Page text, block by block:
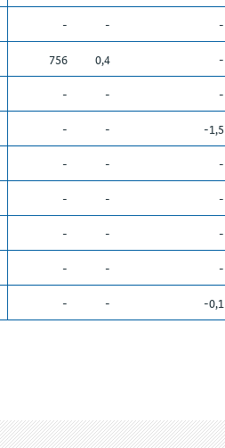
- - -
756 0,4 -
- - -
- - -1,5
- - -
- - -
- - -
- - -
- - -0,1